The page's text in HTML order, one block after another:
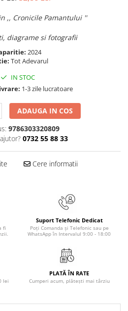
,, Cronicile Pamantului ''
diagrame si fotografii
2024
Tot Adevarul
IN STOC
1-3 zile lucratoare
ADAUGA IN COS
9786303320809
0732 55 88 33
Cere informatii
fi
Suport Telefonic Dedicat
Poți Comanda și Telefonic sau pe
WhatsApp în Intervalul 9:00 - 18:00
lei
PLATĂ ÎN RATE
Cumperi acum, plătești mai târziu